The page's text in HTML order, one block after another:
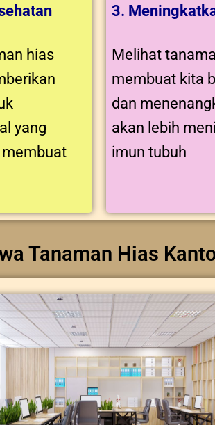
hias
yang
3.
Melihat
membuat kita
dan
akan lebih
imun tubuh
Tanaman Hias